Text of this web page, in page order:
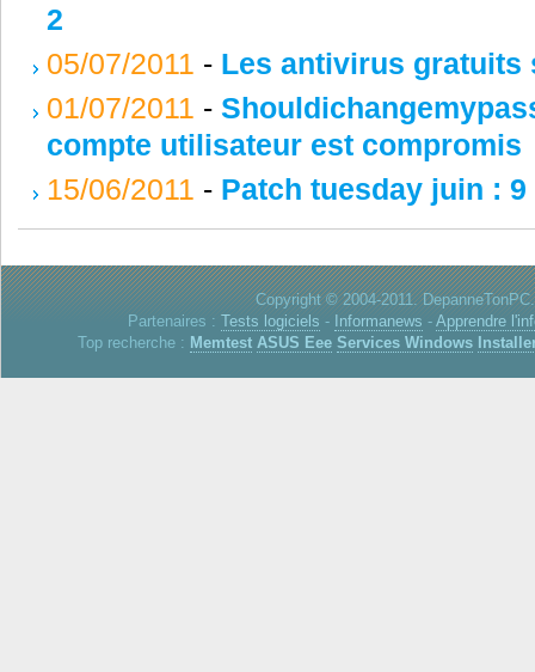
2
05/07/2011 - Les antivirus gratuits
01/07/2011 -
compte utilisateur est compromis
15/06/2011 - Patch tuesday juin :
Copyright © 2004-2011.
Partenaires : Tests logiciels - Informanews - Apprendre
Top recherche : Memtest ASUS Eee Services Windows